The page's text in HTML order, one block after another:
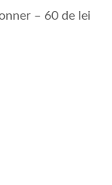
– 60 de lei